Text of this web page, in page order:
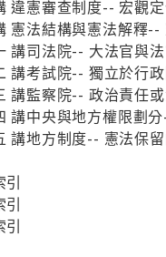
違憲審查制度-- 宏觀
憲法結構與憲法解釋--
講司法院-- 大法官與
講考試院-- 獨立於行
講監察院-- 政治責任
講中央與地方權限劃
講地方制度-- 憲法保
引
引
引